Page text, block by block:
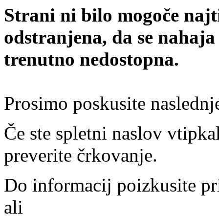
Strani ni bilo mogoče
odstranjena, da se
trenutno nedostopna.
Prosimo poskusite
Če ste spletni naslov
preverite črkovanje.
Do informacij poizkusite
ali